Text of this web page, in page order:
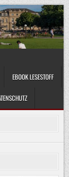
EBOOK LESESTOFF